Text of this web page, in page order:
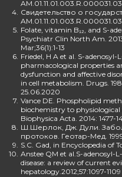
4. Свидетельство о
5. Folate, vitamin B₁₂, and S-
Psychiatr Clin North Am.
Mar;36(1):1-13
6. Friedel, H A et al. S-
pharmacological properties
dysfunction and affective
in cell metabolism. Drugs.
25.06.2020
7. Vance DE. Phospholipid
biochemistry to
Biophysica Acta. 2014: 1477-
8. Ш.Шерлок, Дж. Дули.
протоков. Геотар-Мед.
9. S.C. Gad, in Encyclopedia of
10. Anstee QM et al.S-adenosyl-
disease: a review of current
hepatology.2012;57:1097-1109